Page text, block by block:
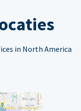
in North America